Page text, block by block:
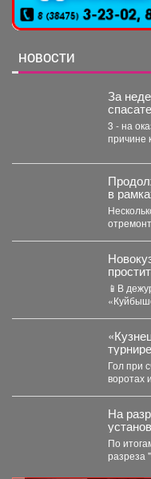
НОВОСТИ
За
3 - на оказание
причине
в
для
клиента
📱В
Гол при
воротах
На
По
разреза